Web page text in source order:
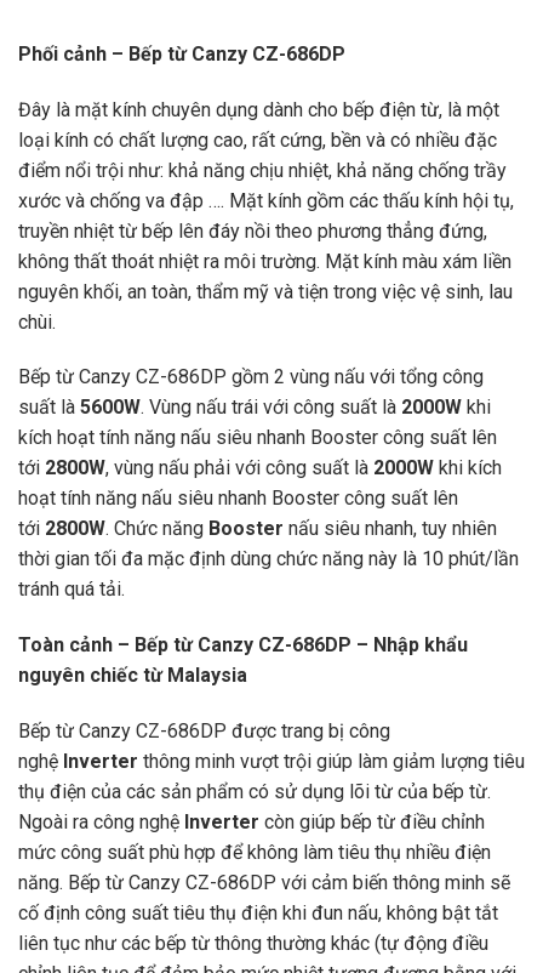
Phối cảnh – Bếp từ Canzy CZ-686DP
Đây là mặt kính chuyên dụng dành cho bếp điện từ, là một
loại kính có chất lượng cao, rất cứng, bền và có nhiều đặc
điểm nổi trội như: khả năng chịu nhiệt, khả năng chống trầy
xước và chống va đập …. Mặt kính gồm các thấu kính hội tụ,
truyền nhiệt từ bếp lên đáy nồi theo phương thẳng đứng,
không thất thoát nhiệt ra môi trường. Mặt kính màu xám liền
nguyên khối, an toàn, thẩm mỹ và tiện trong việc vệ sinh, lau
chùi.
Bếp từ Canzy CZ-686DP gồm 2 vùng nấu với tổng công
suất là 5600W. Vùng nấu trái với công suất là 2000W khi
kích hoạt tính năng nấu siêu nhanh Booster công suất lên
tới 2800W, vùng nấu phải với công suất là 2000W khi kích
hoạt tính năng nấu siêu nhanh Booster công suất lên
tới 2800W. Chức năng Booster nấu siêu nhanh, tuy nhiên
thời gian tối đa mặc định dùng chức năng này là 10 phút/lần
tránh quá tải.
Toàn cảnh – Bếp từ Canzy CZ-686DP – Nhập khẩu
nguyên chiếc từ Malaysia
Bếp từ Canzy CZ-686DP được trang bị công
nghệ Inverter thông minh vượt trội giúp làm giảm lượng tiêu
thụ điện của các sản phẩm có sử dụng lõi từ của bếp từ.
Ngoài ra công nghệ Inverter còn giúp bếp từ điều chỉnh
mức công suất phù hợp để không làm tiêu thụ nhiều điện
năng. Bếp từ Canzy CZ-686DP với cảm biến thông minh sẽ
cố định công suất tiêu thụ điện khi đun nấu, không bật tắt
liên tục như các bếp từ thông thường khác (tự động điều